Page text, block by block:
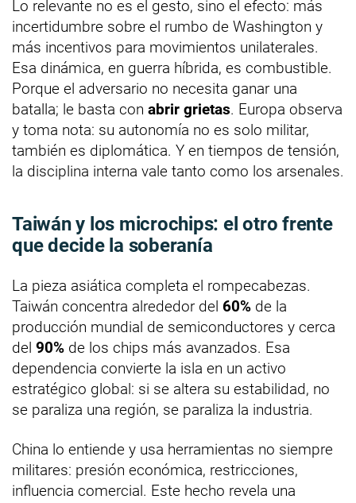
Lo relevante no es el gesto, sino el efecto: más
incertidumbre sobre el rumbo de Washington y
más incentivos para movimientos unilaterales.
Esa dinámica, en guerra híbrida, es combustible.
Porque el adversario no necesita ganar una
batalla; le basta con abrir grietas. Europa observa
y toma nota: su autonomía no es solo militar,
también es diplomática. Y en tiempos de tensión,
la disciplina interna vale tanto como los arsenales.
Taiwán y los microchips: el otro frente
que decide la soberanía
La pieza asiática completa el rompecabezas.
Taiwán concentra alrededor del 60% de la
producción mundial de semiconductores y cerca
del 90% de los chips más avanzados. Esa
dependencia convierte la isla en un activo
estratégico global: si se altera su estabilidad, no
se paraliza una región, se paraliza la industria.
China lo entiende y usa herramientas no siempre
militares: presión económica, restricciones,
influencia comercial. Este hecho revela una